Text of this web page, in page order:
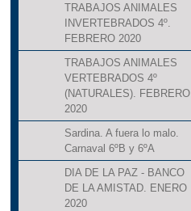
TRABAJOS ANIMALES
INVERTEBRADOS 4º.
FEBRERO 2020
TRABAJOS ANIMALES
VERTEBRADOS 4º
(NATURALES). FEBRERO
2020
Sardina. A fuera lo malo.
Carnaval 6ºB y 6ºA
DIA DE LA PAZ - BANCO
DE LA AMISTAD. ENERO
2020